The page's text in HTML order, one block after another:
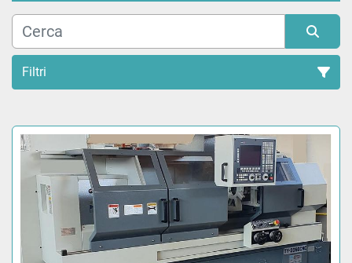
Filtri